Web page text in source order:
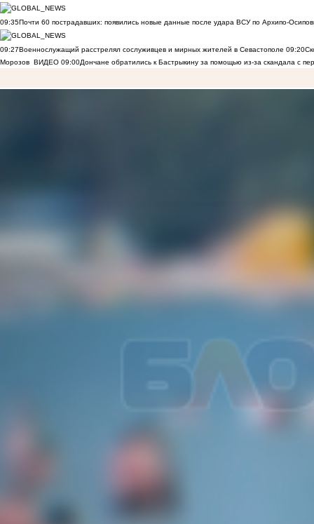
09:35Почти 60 пострадавших: появились новые данные после удара ВСУ по Архипо-
09:27Военнослужащий расстрелял сослуживцев и мирных жителей в Севастополе 09:20
Морозов ВИДЕО 09:00Дончане обратились к Бастрыкину за помощью из-за скандала с